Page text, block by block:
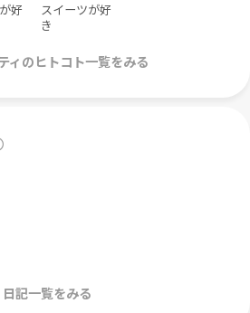
好
スイーツが好
き
ィのヒトコト一覧をみる
日記一覧をみる